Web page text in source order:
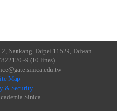
Nankang, Taipei 11529, Taiwan
(10 lines)
Map
& Security
Sinica